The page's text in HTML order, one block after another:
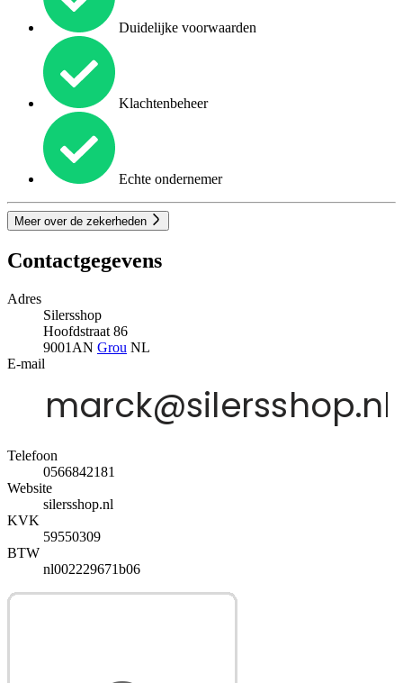
Duidelijke voorwaarden
Klachtenbeheer
Echte ondernemer
Meer over de zekerheden
Contactgegevens
Adres
Silersshop
Hoofdstraat 86
9001AN Grou NL
E-mail
Telefoon
0566842181
Website
silersshop.nl
KVK
59550309
BTW
nl002229671b06